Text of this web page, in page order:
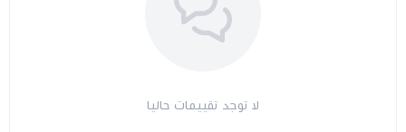
لا توجد تقييمات حاليا